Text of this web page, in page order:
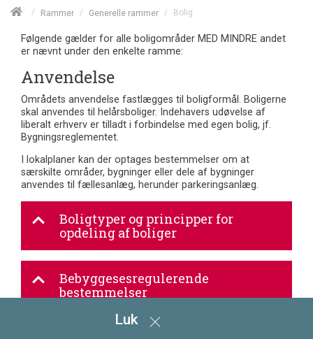
/ Rammer / Generelle rammer / Bolig
Følgende gælder for alle boligområder MED MINDRE andet
er nævnt under den enkelte ramme:
Anvendelse
Områdets anvendelse fastlægges til boligformål. Boligerne
skal anvendes til helårsboliger. Indehavers udøvelse af
liberalt erhverv er tilladt i forbindelse med egen bolig, jf.
Bygningsreglementet.
I lokalplaner kan der optages bestemmelser om at
særskilte områder, bygninger eller dele af bygninger
anvendes til fællesanlæg, herunder parkeringsanlæg.
Boligtyper og principper for
opdeling af boliger
Bebyggesesregulerende
bestemmelser
Luk